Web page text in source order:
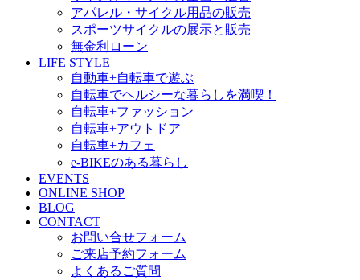
アパレル・サイクル用品の販売
スポーツサイクルの展示と販売
無金利ローン
LIFE STYLE
自動車+自転車で遊ぶ
自転車でヘルシーな暮らしを満喫！
自転車+ファッション
自転車+アウトドア
自転車+カフェ
e-BIKEのある暮らし
EVENTS
ONLINE SHOP
BLOG
CONTACT
お問い合せフォーム
ご来店予約フォーム
よくあるご質問